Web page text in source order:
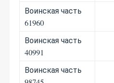
Воинская часть
61960
Воинская часть
40991
Воинская часть